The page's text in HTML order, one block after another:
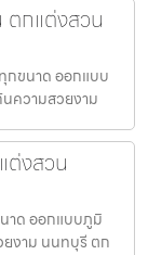
ตกแต่งสวน
กขนาด ออกแบบ
ความสวยงาม
ต่งสวน
าด ออกแบบภูมิ
ยงาม นนทบุรี ตก